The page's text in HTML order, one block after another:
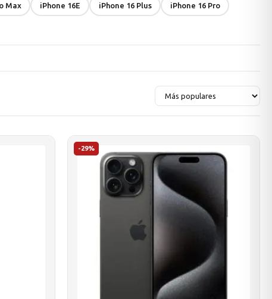
Max iPhone 16E iPhone 16 Plus iPhone 16 Pro
-29%